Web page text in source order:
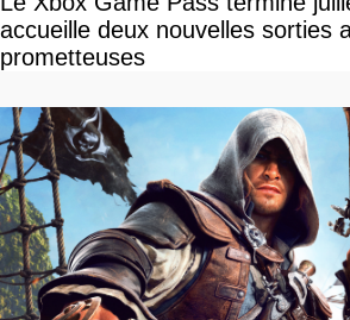
accueille deux nouvelles sorties
prometteuses